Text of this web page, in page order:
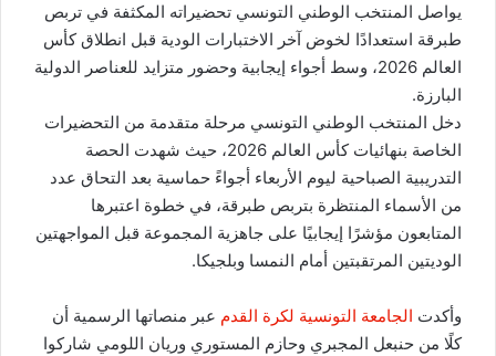
يواصل المنتخب الوطني التونسي تحضيراته المكثفة في تربص
طبرقة استعدادًا لخوض آخر الاختبارات الودية قبل انطلاق كأس
العالم 2026، وسط أجواء إيجابية وحضور متزايد للعناصر الدولية
البارزة.
دخل المنتخب الوطني التونسي مرحلة متقدمة من التحضيرات
الخاصة بنهائيات كأس العالم 2026، حيث شهدت الحصة
التدريبية الصباحية ليوم الأربعاء أجواءً حماسية بعد التحاق عدد
من الأسماء المنتظرة بتربص طبرقة، في خطوة اعتبرها
المتابعون مؤشرًا إيجابيًا على جاهزية المجموعة قبل المواجهتين
الوديتين المرتقبتين أمام النمسا وبلجيكا.
وأكدت الجامعة التونسية لكرة القدم عبر منصاتها الرسمية أن
كلًا من حنبعل المجبري وحازم المستوري وريان اللومي شاركوا